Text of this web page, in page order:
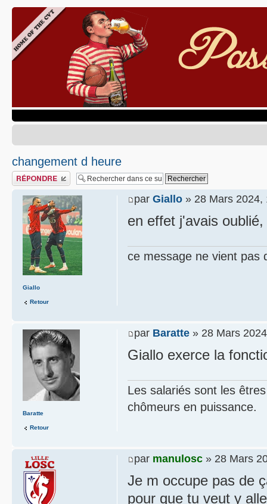
changement d heure
Publier une réponse
par Giallo » 28 Mars 2024,
en effet j'avais
ce message ne vient pas
Giallo
Retour
par Baratte » 28 Mars
Giallo exerce la
Les salariés sont les
chômeurs en puissance.
Baratte
Retour
par manulosc » 28 Mars
Je m occupe pas de
pour que tu veut y